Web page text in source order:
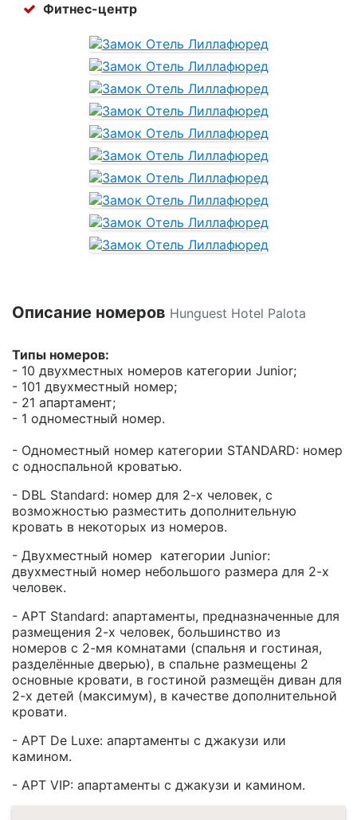
Фитнес-центр
Описание номеров Hunguest Hotel Palota
Типы номеров:
- 10 двухместных номеров категории Junior;
- 101 двухместный номер;
- 21 апартамент;
- 1 одноместный номер.
- Одноместный номер категории STANDARD: номер
с односпальной кроватью.
- DBL Standard: номер для 2-х человек, с
возможностью разместить дополнительную
кровать в некоторых из номеров.
- Двухместный номер категории Junior:
двухместный номер небольшого размера для 2-х
человек.
- APT Standard: апартаменты, предназначенные для
размещения 2-х человек, большинство из
номеров с 2-мя комнатами (спальня и гостиная,
разделённые дверью), в спальне размещены 2
основные кровати, в гостиной размещён диван для
2-х детей (максимум), в качестве дополнительной
кровати.
- APT De Luxe: апартаменты с джакузи или
камином.
- APT VIP: апартаменты с джакузи и камином.